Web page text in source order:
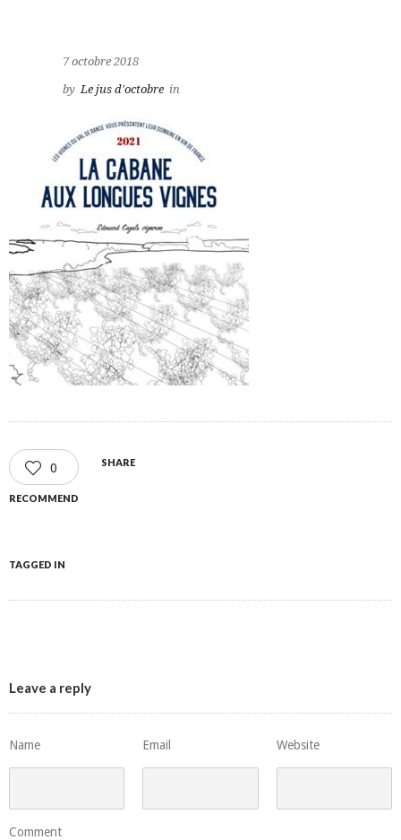
7 octobre 2018
by Le jus d'octobre in
0
RECOMMEND
SHARE
TAGGED IN
Leave a reply
Name Email Website
Comment